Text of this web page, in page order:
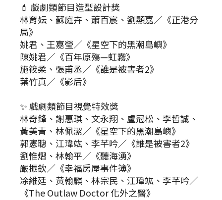
💄 戲劇類節目造型設計獎
林育妘、蘇庭卉、蕭百宸、劉顯嘉／《正港分
局》
姚君、王嘉瑩／《星空下的黑潮島嶼》
陳姚君／《百年原殤—虹霧》
施筱柔、張甫丞／《誰是被害者2》
葉竹真／《影后》
✨ 戲劇類節目視覺特效獎
林奇鋒、謝惠琪、文永翔、盧冠松、李哲誠、
黃美青、林佩潔／《星空下的黑潮島嶼》
郭憲聰、江瑋竑、李芊吟／《誰是被害者2》
劉惟熠、林翰平／《聽海湧》
嚴振欽／《幸福房屋事件簿》
凃維廷、黃翰麒、林宗民、江瑋竑、李芊吟／
《The Outlaw Doctor 化外之醫》